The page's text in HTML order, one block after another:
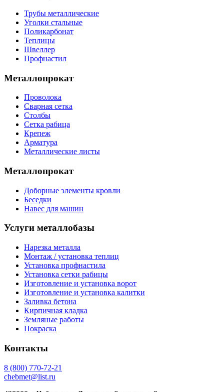
Трубы металлические
Уголки стальные
Поликарбонат
Теплицы
Швеллер
Профнастил
Металлопрокат
Проволока
Сварная сетка
Столбы
Сетка рабица
Крепеж
Арматура
Металлические листы
Металлопрокат
Доборные элементы кровли
Беседки
Навес для машин
Услуги металлобазы
Нарезка металла
Монтаж / установка теплиц
Установка профнастила
Установка сетки рабицы
Изготовление и установка ворот
Изготовление и установка калитки
Заливка бетона
Кирпичная кладка
Земляные работы
Покраска
Контакты
8 (800) 770-72-21
chebmet@list.ru